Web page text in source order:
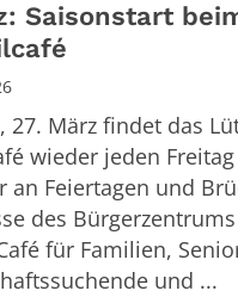
Saisonstart
27. März findet das
wieder jeden
an Feiertagen und
des
für Familien,
und ...